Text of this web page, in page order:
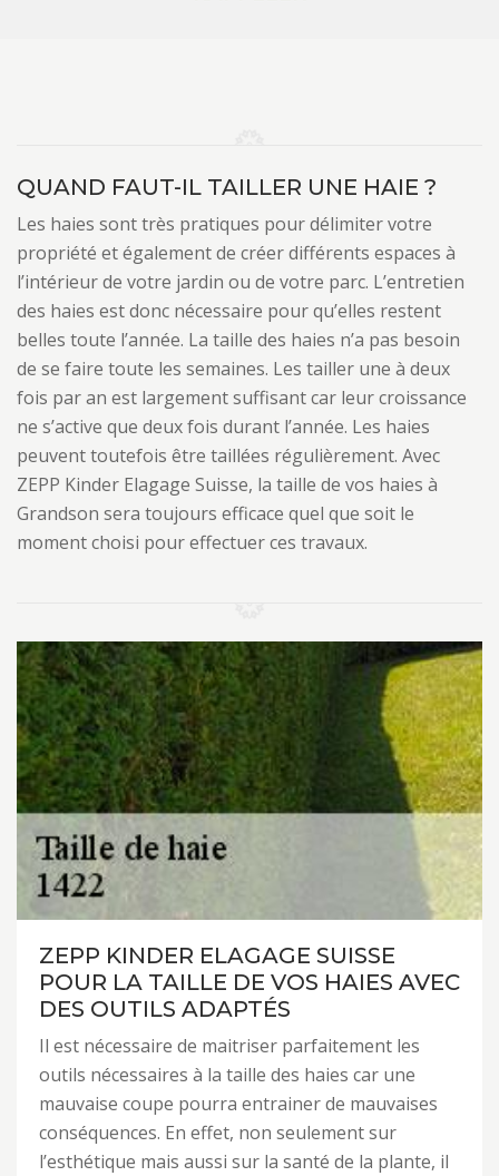
QUAND FAUT-IL TAILLER UNE HAIE ?
Les haies sont très pratiques pour délimiter votre
propriété et également de créer différents espaces à
l’intérieur de votre jardin ou de votre parc. L’entretien
des haies est donc nécessaire pour qu’elles restent
belles toute l’année. La taille des haies n’a pas besoin
de se faire toute les semaines. Les tailler une à deux
fois par an est largement suffisant car leur croissance
ne s’active que deux fois durant l’année. Les haies
peuvent toutefois être taillées régulièrement. Avec
ZEPP Kinder Elagage Suisse, la taille de vos haies à
Grandson sera toujours efficace quel que soit le
moment choisi pour effectuer ces travaux.
ZEPP KINDER ELAGAGE SUISSE
POUR LA TAILLE DE VOS HAIES AVEC
DES OUTILS ADAPTÉS
Il est nécessaire de maitriser parfaitement les
outils nécessaires à la taille des haies car une
mauvaise coupe pourra entrainer de mauvaises
conséquences. En effet, non seulement sur
l’esthétique mais aussi sur la santé de la plante, il